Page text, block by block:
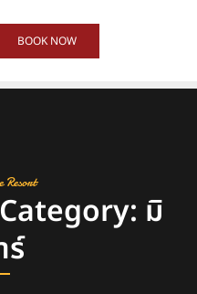
BOOK NOW
มิ
ร์